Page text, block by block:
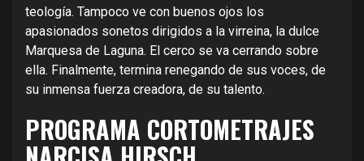
teología. Tampoco ve con buenos ojos los
apasionados sonetos dirigidos a la virreina, la dulce
Marquesa de Laguna. El cerco se va cerrando sobre
ella. Finalmente, termina renegando de sus voces, de
su inmensa fuerza creadora, de su talento.
PROGRAMA CORTOMETRAJES